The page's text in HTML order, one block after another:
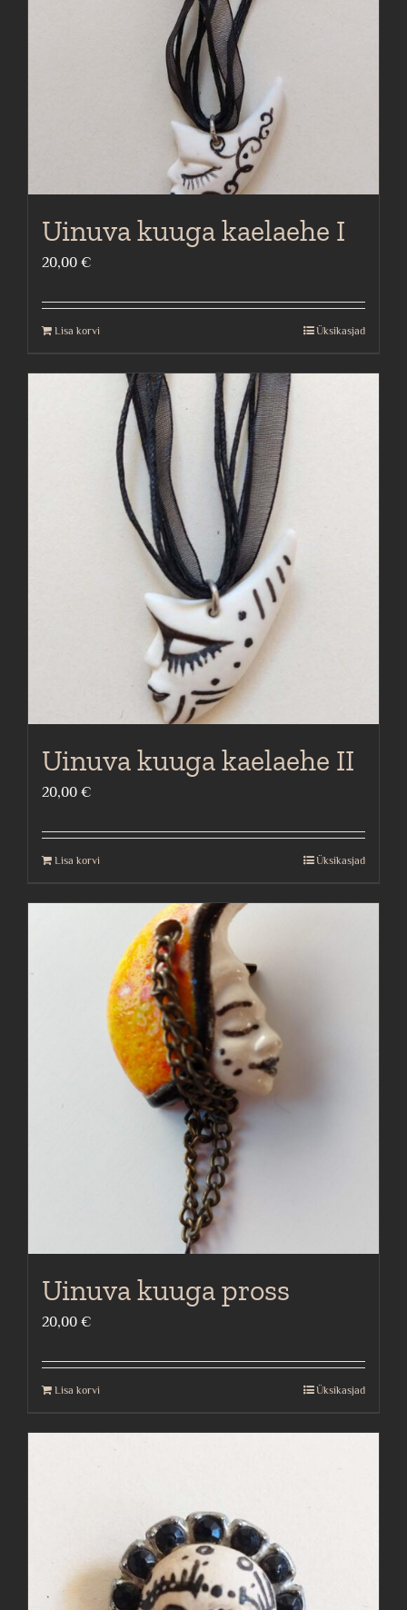
Uinuva kuuga kaelaehe I
20,00 €
Lisa korvi Üksikasjad
Uinuva kuuga kaelaehe II
20,00 €
Lisa korvi Üksikasjad
Uinuva kuuga pross
20,00 €
Lisa korvi Üksikasjad